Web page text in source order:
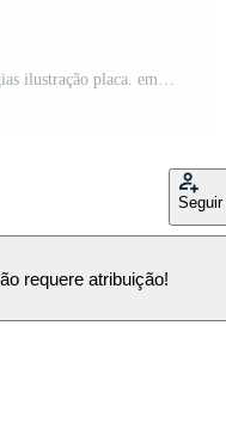
digital tecnologia ícone vetor. tecnologias ilustração placa. em formação símbolo. dados Centro logotipo. Vetor Pro
Seguir
requere atribuição!